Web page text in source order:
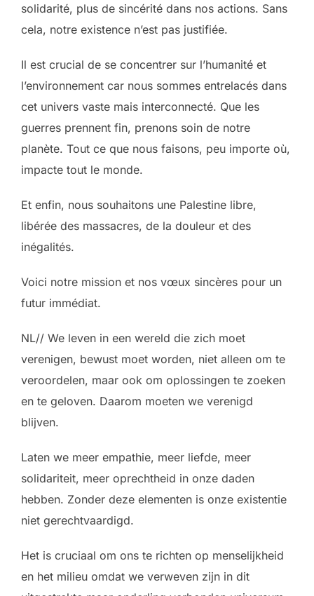
solidarité, plus de sincérité dans nos actions. Sans
cela, notre existence n’est pas justifiée.
Il est crucial de se concentrer sur l’humanité et
l’environnement car nous sommes entrelacés dans
cet univers vaste mais interconnecté. Que les
guerres prennent fin, prenons soin de notre
planète. Tout ce que nous faisons, peu importe où,
impacte tout le monde.
Et enfin, nous souhaitons une Palestine libre,
libérée des massacres, de la douleur et des
inégalités.
Voici notre mission et nos vœux sincères pour un
futur immédiat.
NL// We leven in een wereld die zich moet
verenigen, bewust moet worden, niet alleen om te
veroordelen, maar ook om oplossingen te zoeken
en te geloven. Daarom moeten we verenigd
blijven.
Laten we meer empathie, meer liefde, meer
solidariteit, meer oprechtheid in onze daden
hebben. Zonder deze elementen is onze existentie
niet gerechtvaardigd.
Het is cruciaal om ons te richten op menselijkheid
en het milieu omdat we verweven zijn in dit